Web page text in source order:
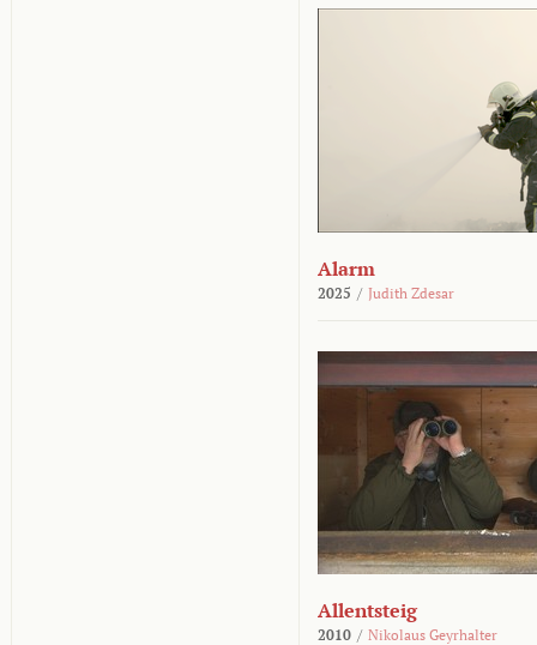
Alarm
2025 / Judith Zdesar
Allentsteig
2010 / Nikolaus Geyrhalter